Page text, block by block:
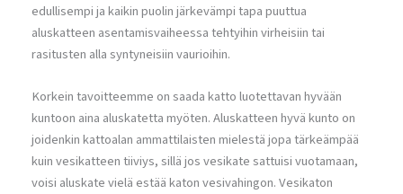
edullisempi ja kaikin puolin järkevämpi tapa puuttua
aluskatteen asentamisvaiheessa tehtyihin virheisiin tai
rasitusten alla syntyneisiin vaurioihin.
Korkein tavoitteemme on saada katto luotettavan hyvään
kuntoon aina aluskatetta myöten. Aluskatteen hyvä kunto on
joidenkin kattoalan ammattilaisten mielestä jopa tärkeämpää
kuin vesikatteen tiiviys, sillä jos vesikate sattuisi vuotamaan,
voisi aluskate vielä estää katon vesivahingon. Vesikaton